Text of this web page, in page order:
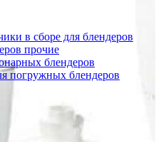
в сборе для блендеров
прочие
блендеров
погружных блендеров